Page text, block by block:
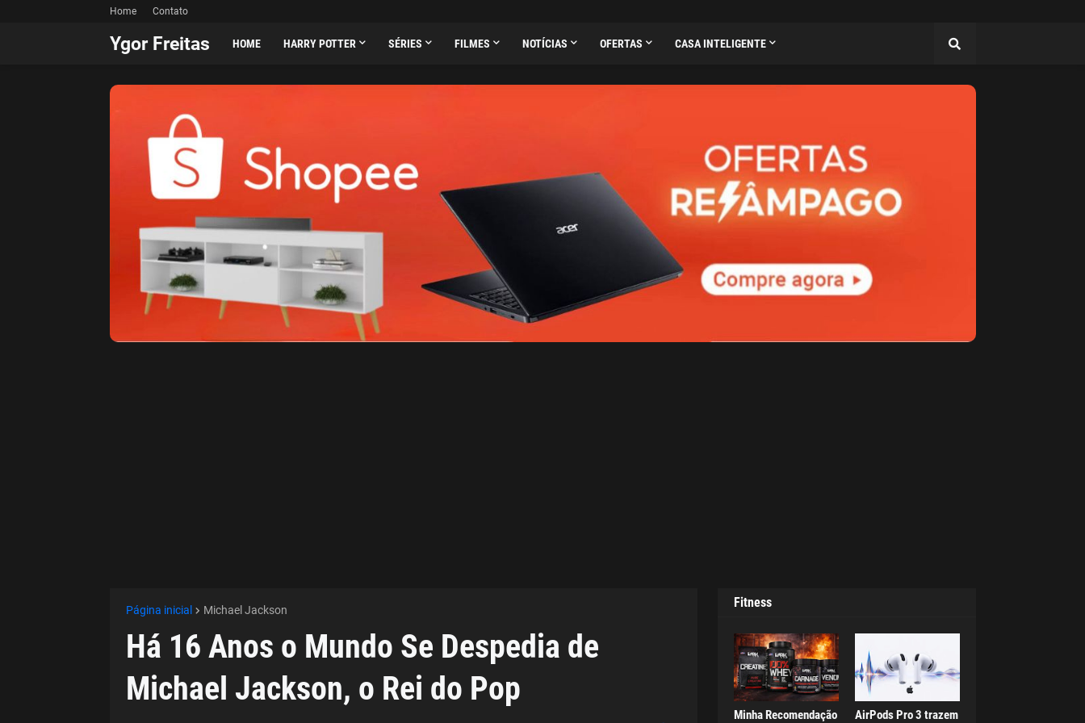
Home Contato
Ygor Freitas HOME HARRY POTTER SÉRIES FILMES NOTÍCIAS OFERTAS CASA INTELIGENTE
Página inicial Michael Jackson
Há 16 Anos o Mundo Se Despedia de
Michael Jackson, o Rei do Pop
Fitness
Minha Recomendação
AirPods Pro 3 trazem